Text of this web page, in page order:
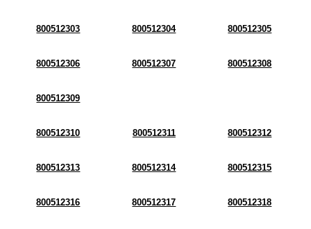
800512303 800512304 800512305
800512306 800512307 800512308
800512309
800512310 800512311 800512312
800512313 800512314 800512315
800512316 800512317 800512318